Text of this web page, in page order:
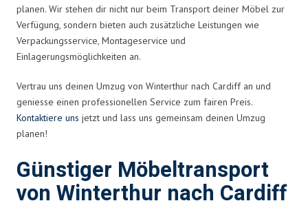
planen. Wir stehen dir nicht nur beim Transport deiner Möbel zur
Verfügung, sondern bieten auch zusätzliche Leistungen wie
Verpackungsservice, Montageservice und
Einlagerungsmöglichkeiten an.
Vertrau uns deinen Umzug von Winterthur nach Cardiff an und
geniesse einen professionellen Service zum fairen Preis.
Kontaktiere uns jetzt und lass uns gemeinsam deinen Umzug
planen!
Günstiger Möbeltransport
von Winterthur nach Cardiff